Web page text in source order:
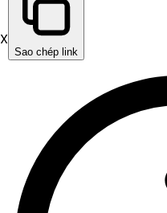
X
Sao chép link